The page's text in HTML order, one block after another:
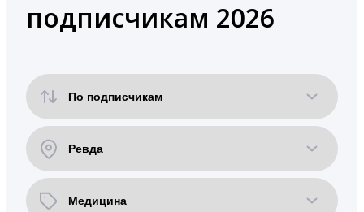
подписчикам 2026